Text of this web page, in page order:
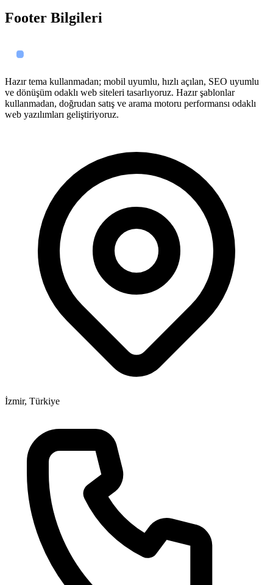
Footer Bilgileri
Hazır tema kullanmadan; mobil uyumlu, hızlı açılan, SEO uyumlu
ve dönüşüm odaklı web siteleri tasarlıyoruz. Hazır şablonlar
kullanmadan, doğrudan satış ve arama motoru performansı odaklı
web yazılımları geliştiriyoruz.
İzmir, Türkiye